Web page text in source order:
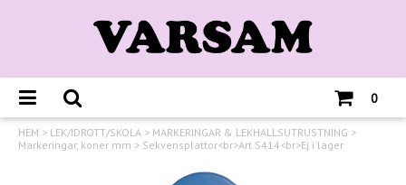
0
HEM > LEK/IDROTT/SKOLA > MARKERINGAR & LEKHALLSUTRUSTNING >
Markeringar, koner mm > Sekvensplattor<br>Art S414<br>Ej i lager